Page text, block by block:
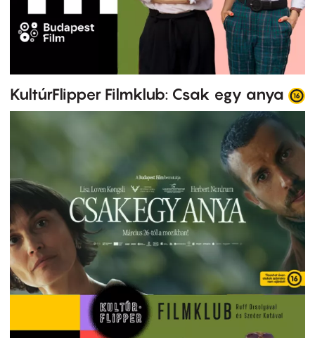
KultúrFlipper Filmklub: Csak egy anya